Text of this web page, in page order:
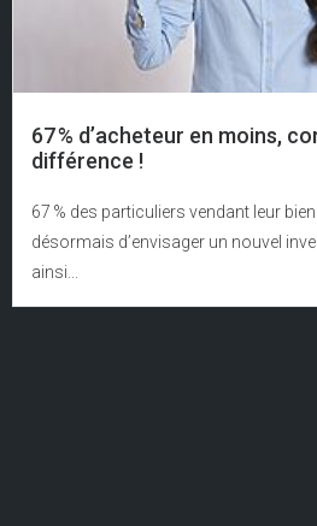
67 % d’acheteur en moins,
différence !
67 % des particuliers vendant leur
désormais d’envisager un nouvel
ainsi...